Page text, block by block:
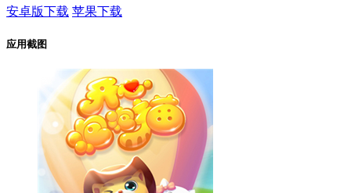
安卓版下载 苹果下载
应用截图